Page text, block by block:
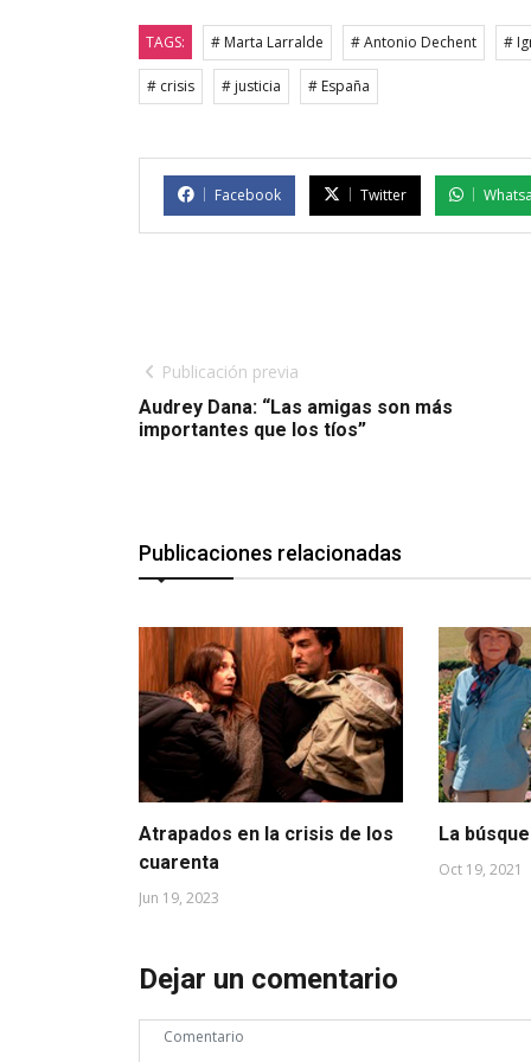
TAGS: # Marta Larralde # Antonio Dechent #
# crisis # justicia # España
Facebook Twitter
Publicación previa
Audrey Dana: “Las amigas son más
importantes que los tíos”
Publicaciones relacionadas
Atrapados en la crisis de los
cuarenta
Jun 19, 2023
La
Oct 19, 2021
Dejar un comentario